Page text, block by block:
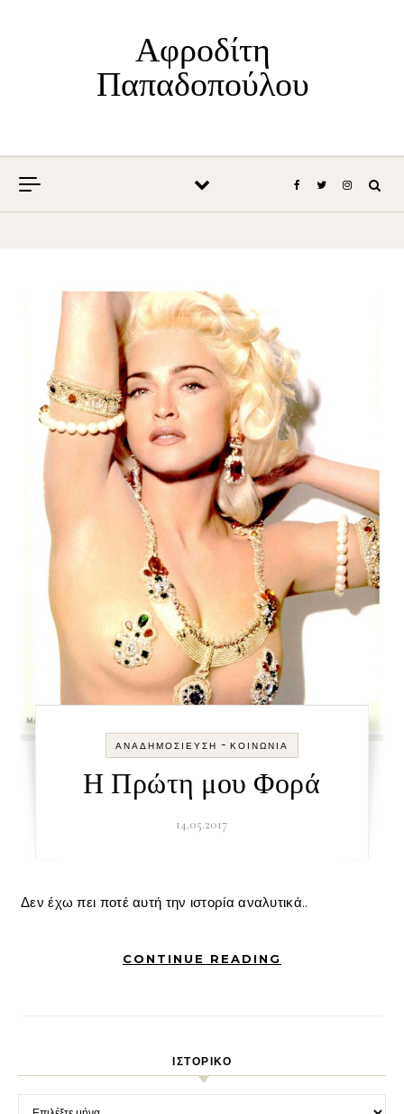
Αφροδίτη
Παπαδοπούλου
ΑΝΑΔΗΜΟΣΊΕΥΣΗ - ΚΟΙΝΩΝΊΑ
Η Πρώτη μου Φορά
14.05.2017
Δεν έχω πει ποτέ αυτή την ιστορία αναλυτικά..
CONTINUE READING
ΙΣΤΟΡΙΚΌ
Ιστορικό